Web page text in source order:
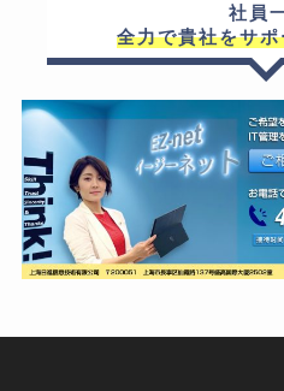
社員
全力で貴社をサ